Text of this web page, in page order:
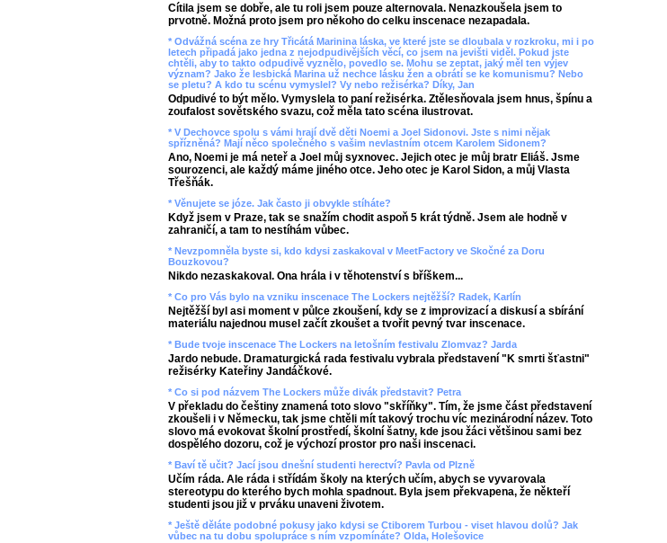
Cítila jsem se dobře, ale tu roli jsem pouze alternovala. Nenazkoušela jsem to
prvotně. Možná proto jsem pro někoho do celku inscenace nezapadala.
* Odvážná scéna ze hry Třicátá Marinina láska, ve které jste se dloubala v rozkroku, mi i po
letech připadá jako jedna z nejodpudivějších věcí, co jsem na jevišti viděl. Pokud jste
chtěli, aby to takto odpudivě vyznělo, povedlo se. Mohu se zeptat, jaký měl ten výjev
význam? Jako že lesbická Marina už nechce lásku žen a obrátí se ke komunismu? Nebo
se pletu? A kdo tu scénu vymyslel? Vy nebo režisérka? Díky, Jan
Odpudivé to být mělo. Vymyslela to paní režisérka. Ztělesňovala jsem hnus, špínu a
zoufalost sovětského svazu, což měla tato scéna ilustrovat.
* V Dechovce spolu s vámi hrají dvě děti Noemi a Joel Sidonovi. Jste s nimi nějak
spřízněná? Mají něco společného s vašim nevlastním otcem Karolem Sidonem?
Ano, Noemi je má neteř a Joel můj syxnovec. Jejich otec je můj bratr Eliáš. Jsme
sourozenci, ale každý máme jiného otce. Jeho otec je Karol Sidon, a můj Vlasta
Třešňák.
* Věnujete se józe. Jak často ji obvykle stíháte?
Když jsem v Praze, tak se snažím chodit aspoň 5 krát týdně. Jsem ale hodně v
zahraničí, a tam to nestíhám vůbec.
* Nevzpomněla byste si, kdo kdysi zaskakoval v MeetFactory ve Skočné za Doru
Bouzkovou?
Nikdo nezaskakoval. Ona hrála i v těhotenství s bříškem...
* Co pro Vás bylo na vzniku inscenace The Lockers nejtěžší? Radek, Karlín
Nejtěžší byl asi moment v půlce zkoušení, kdy se z improvizací a diskusí a sbírání
materiálu najednou musel začít zkoušet a tvořit pevný tvar inscenace.
* Bude tvoje inscenace The Lockers na letošním festivalu Zlomvaz? Jarda
Jardo nebude. Dramaturgická rada festivalu vybrala představení "K smrti šťastni"
režisérky Kateřiny Jandáčkové.
* Co si pod názvem The Lockers může divák představit? Petra
V překladu do češtiny znamená toto slovo "skříňky". Tím, že jsme část představení
zkoušeli i v Německu, tak jsme chtěli mít takový trochu víc mezinárodní název. Toto
slovo má evokovat školní prostředí, školní šatny, kde jsou žáci většinou sami bez
dospělého dozoru, což je výchozí prostor pro naši inscenaci.
* Baví tě učit? Jací jsou dnešní studenti herectví? Pavla od Plzně
Učím ráda. Ale ráda i střídám školy na kterých učím, abych se vyvarovala
stereotypu do kterého bych mohla spadnout. Byla jsem překvapena, že někteří
studenti jsou již v prváku unaveni životem.
* Ještě děláte podobné pokusy jako kdysi se Ctiborem Turbou - viset hlavou dolů? Jak
vůbec na tu dobu spolupráce s ním vzpomínáte? Olda, Holešovice